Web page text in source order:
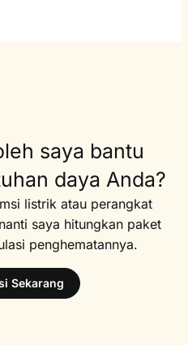
saya bantu
daya Anda?
listrik atau perangkat
saya hitungkan paket
penghematannya.
Sekarang